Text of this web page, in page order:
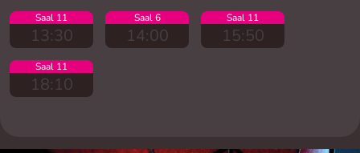
Saal 11
13:30
Saal 6
14:00
Saal 11
15:50
Saal 11
18:10